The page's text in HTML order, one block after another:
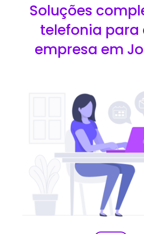
Soluções
telefonia para
empresa em